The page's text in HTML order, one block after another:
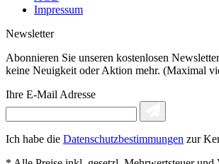
Impressum
Newsletter
Abonnieren Sie unseren kostenlosen
keine Neuigkeit oder Aktion mehr. (Maximal
Ihre E-Mail Adresse
Ich habe die Datenschutzbestimmungen zur